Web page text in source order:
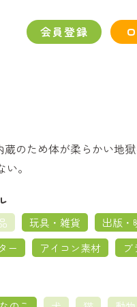
会員登録
のため体が柔らかい地獄
。
玩具・雑貨
出版・
ー
アイコン素材